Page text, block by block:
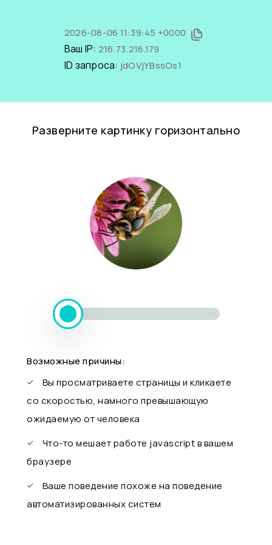
2026-08-06 11:39:45 +0000
Ваш IP: 216.73.216.179
ID запроса: jdOVjYBssOs1
Разверните картинку горизонтально
Возможные причины:
Вы просматриваете страницы и кликаете
со скоростью, намного превышающую
ожидаемую от человека
Что-то мешает работе javascript в вашем
браузере
Ваше поведение похоже на поведение
автоматизированных систем